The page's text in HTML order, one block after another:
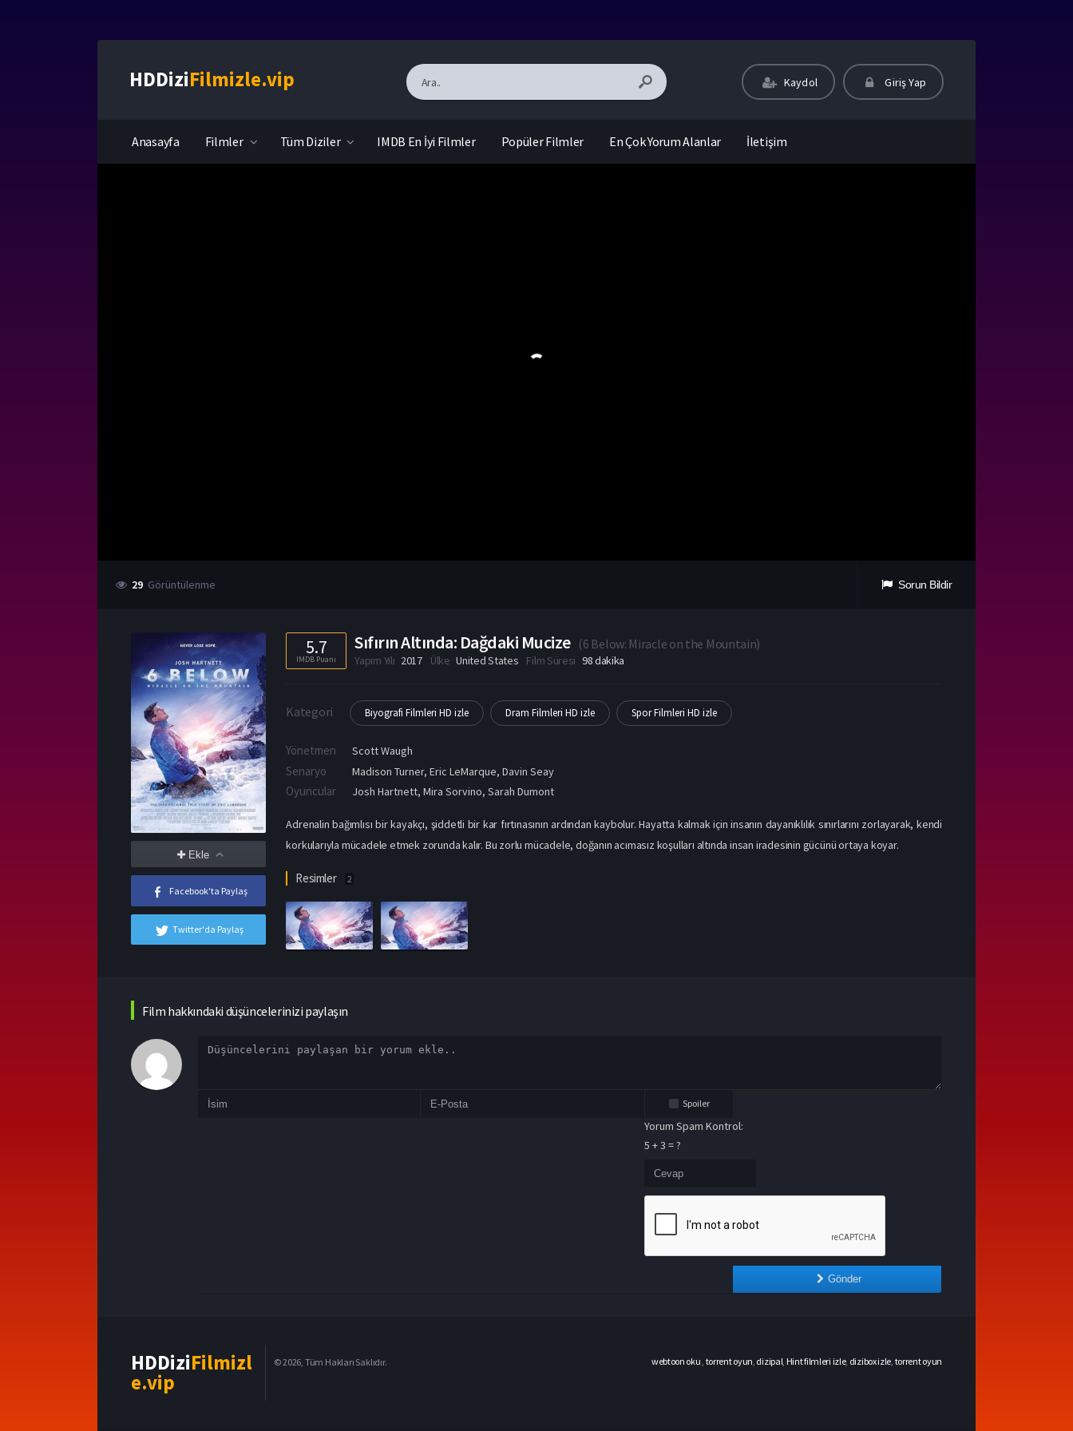
HDDiziFilmizle.vip Kaydol Giriş Yap
Anasayfa Filmler Tüm Diziler IMDB En İyi Filmler Popüler Filmler En Çok Yorum Alanlar İletişim
29 Görüntülenme Sorun Bildir
Ekle
Facebook'ta Paylaş
Twitter'da Paylaş
5.7
IMDB Puanı
Sıfırın Altında: Dağdaki Mucize (6 Below: Miracle on the Mountain)
Yapım Yılı 2017 Ülke United States Film Süresi 98 dakika
Kategori Biyografi Filmleri HD izle Dram Filmleri HD izle Spor Filmleri HD izle
Yönetmen Scott Waugh
Senaryo Madison Turner, Eric LeMarque, Davin Seay
Oyuncular Josh Hartnett,Mira Sorvino,Sarah Dumont
Adrenalin bağımlısı bir kayakçı, şiddetli bir kar fırtınasının ardından kaybolur. Hayatta kalmak için insanın dayanıklılık sınırlarını zorlayarak, kendi
korkularıyla mücadele etmek zorunda kalır. Bu zorlu mücadele, doğanın acımasız koşulları altında insan iradesinin gücünü ortaya koyar.
Resimler 2
Film hakkındaki düşüncelerinizi paylaşın
Spoiler
Yorum Spam Kontrol:
5 + 3 = ?
Gönder
HDDiziFilmizl
e.vip
© 2026, Tüm Hakları Saklıdır. webtoon oku torrent oyun dizipal Hint filmleri izle, dizibox izle torrent oyun